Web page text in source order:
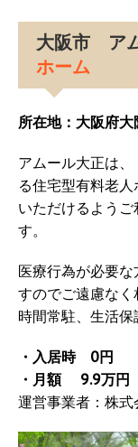
大阪市 ア
ホーム
所在地：大阪府
アムール大正は
る住宅型有料老
いただけるよう
す。
医療行為が必要
すのでご遠慮な
時間常駐、生活保
・入居時 0円
・月額 9.9万円
運営事業者：株式